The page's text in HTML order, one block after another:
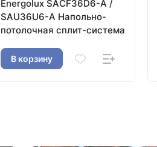
Energolux SAСF36D6-A /
SAU36U6-A Напольно-
потолочная сплит-система
В корзину